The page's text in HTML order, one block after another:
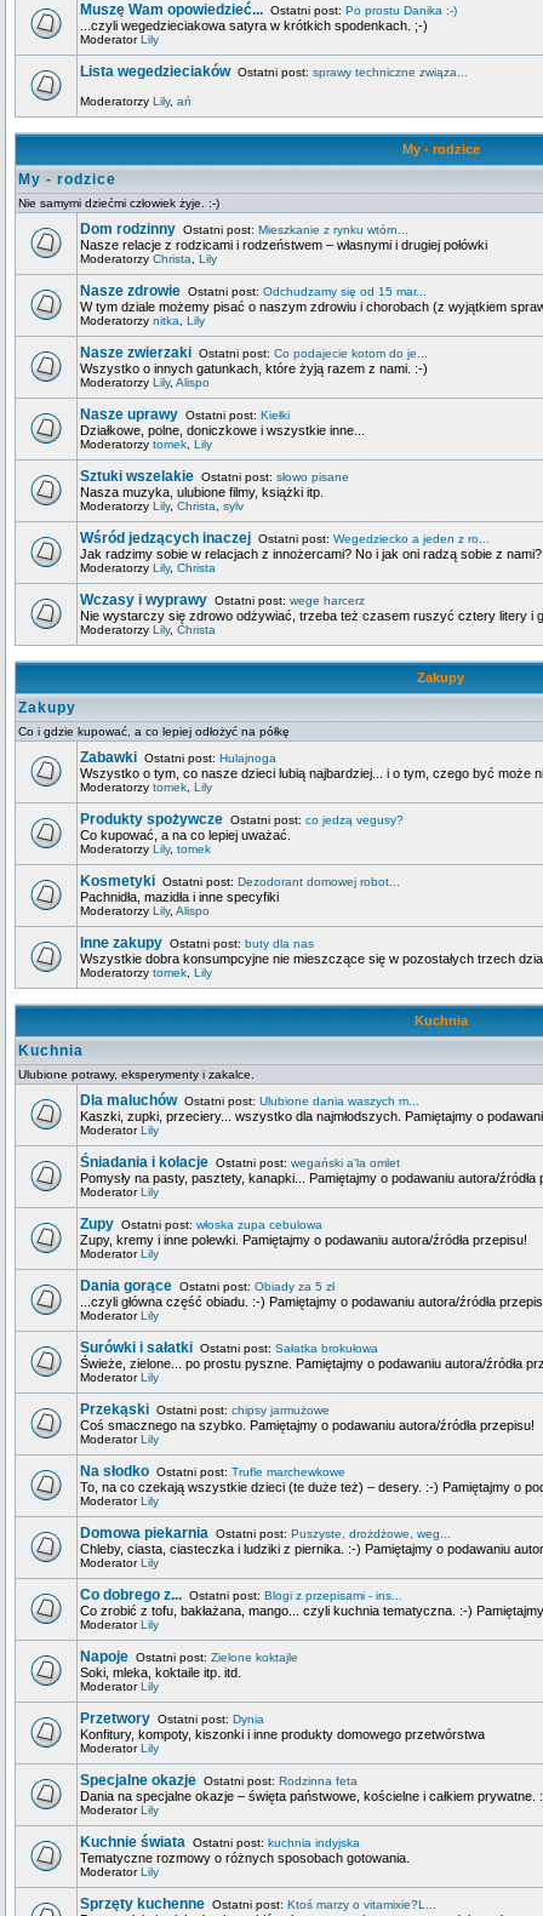
Muszę Wam opowiedzieć... Ostatni post: Po prostu Danika :-)
...czyli wegedzieciakowa satyra w krótkich spodenkach. ;-)
ModeratorLily
Lista wegedzieciakówOstatni post: sprawy techniczne związa...
Moderatorzy Lily, ań
My - rodzice
My - rodzice
Nie samymi dziećmi człowiek żyje. :-)
Dom rodzinny Ostatni post: Mieszkanie z rynku wtórn...
Nasze relacje z rodzicami i rodzeństwem – własnymi i drugiej połówki
Moderatorzy Christa Lily
Nasze zdrowie Ostatni post: Odchudzamy się od 15 mar...
W tym dziale możemy pisać o naszym zdrowiu i chorobach (z wyjątkiem
Moderatorzy nitka Lily
Nasze zwierzaki Ostatni post: Co podajecie kotom do je...
Wszystko o innych gatunkach, które żyją razem z nami. :-)
Moderatorzy Lily, Alispo
Nasze uprawy Ostatni post: Kiełki
Działkowe, polne, doniczkowe i wszystkie inne...
Moderatorzy tomek Lily
Sztuki wszelakie Ostatni post: słowo pisane
Nasza muzyka, ulubione filmy, książki itp.
Moderatorzy Lily, Christa sylv
Wśród jedzących inaczej Ostatni post: Wegedziecko a jeden z ro...
Jak radzimy sobie w relacjach z innożercami? No i jak oni radzą sobie z nami?
Moderatorzy Lily, Christa
Wczasy i wyprawy Ostatni post: wege harcerz
Nie wystarczy się zdrowo odżywiać, trzeba też czasem ruszyć cztery litery i
Moderatorzy Lily, Christa
Zakupy
Zakupy
Co i gdzie kupować, a co lepiej odłożyć na półkę
Zabawki Ostatni post: Hulajnoga
Wszystko o tym, co nasze dzieci lubią najbardziej... i o tym, czego być może
Moderatorzy tomek Lily
Produkty spożywcze Ostatni post: co jedzą vegusy?
Co kupować, a na co lepiej uważać.
Moderatorzy Lily, tomek
Kosmetyki Ostatni post: Dezodorant domowej robot...
Pachnidła, mazidła i inne specyfiki
Moderatorzy Lily, Alispo
Inne zakupy Ostatni post: buty dla nas
Wszystkie dobra konsumpcyjne nie mieszczące się w pozostałych trzech
Moderatorzy tomek Lily
Kuchnia
Kuchnia
Ulubione potrawy, eksperymenty i zakalce.
Dla maluchówOstatni post: Ulubione dania waszych m...
Kaszki, zupki, przeciery... wszystko dla najmłodszych. Pamiętajmy o
ModeratorLily
Śniadania i kolacje Ostatni post: wegański a'la omlet
Pomysły na pasty, pasztety, kanapki... Pamiętajmy o podawaniu autora/źródła
ModeratorLily
Zupy Ostatni post: włoska zupa cebulowa
Zupy, kremy i inne polewki. Pamiętajmy o podawaniu autora/źródła przepisu!
ModeratorLily
Dania gorące Ostatni post: Obiady za 5 zł
...czyli główna część obiadu. :-) Pamiętajmy o podawaniu autora/źródła
ModeratorLily
Surówki i sałatki Ostatni post: Sałatka brokułowa
Świeże, zielone... po prostu pyszne. Pamiętajmy o podawaniu autora/źródła
ModeratorLily
Przekąski Ostatni post: chipsy jarmużowe
Coś smacznego na szybko. Pamiętajmy o podawaniu autora/źródła przepisu!
ModeratorLily
Na słodko Ostatni post: Trufle marchewkowe
To, na co czekają wszystkie dzieci (te duże też) – desery. :-) Pamiętajmy o
ModeratorLily
Domowa piekarnia Ostatni post: Puszyste, drożdżowe, weg...
Chleby, ciasta, ciasteczka i ludziki z piernika. :-) Pamiętajmy o podawaniu
ModeratorLily
Co dobrego z... Ostatni post: Blogi z przepisami - ins...
Co zrobić z tofu, bakłażana, mango... czyli kuchnia tematyczna. :-)
ModeratorLily
Napoje Ostatni post: Zielone koktajle
Soki, mleka, koktaile itp. itd.
ModeratorLily
Przetwory Ostatni post: Dynia
Konfitury, kompoty, kiszonki i inne produkty domowego przetwórstwa
ModeratorLily
Specjalne okazje Ostatni post: Rodzinna feta
Dania na specjalne okazje – święta państwowe, kościelne i całkiem
ModeratorLily
Kuchnie świata Ostatni post: kuchnia indyjska
Tematyczne rozmowy o różnych sposobach gotowania.
ModeratorLily
Sprzęty kuchenne Ostatni post: Ktoś marzy o vitamixie?L...